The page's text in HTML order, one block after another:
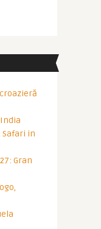
in
Gran